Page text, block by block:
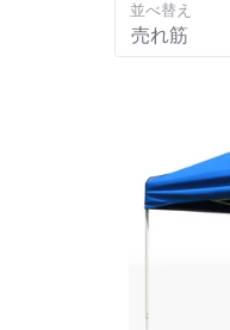
並べ替え
売れ筋